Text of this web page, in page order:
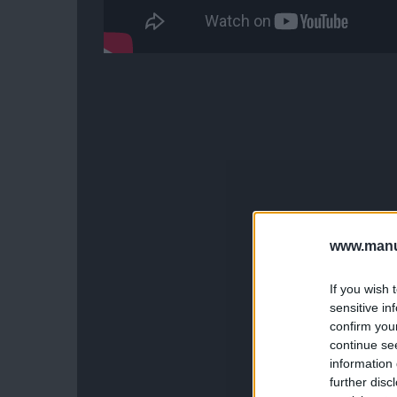
If you wish
sensitive
confirm
continue
information
further